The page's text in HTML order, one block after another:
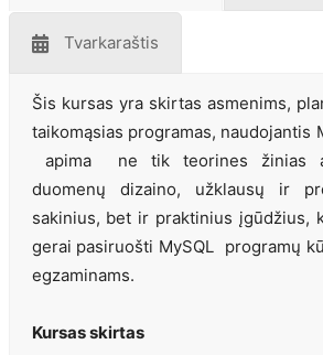
Tvarkaraštis
Šis kursas yra skirtas asmenims,
taikomąsias programas, naudojantis
apima ne tik teorines žinias
duomenų dizaino, užklausų ir
sakinius, bet ir praktinius įgūdžius,
gerai pasiruošti MySQL programų
egzaminams.
Kursas skirtas